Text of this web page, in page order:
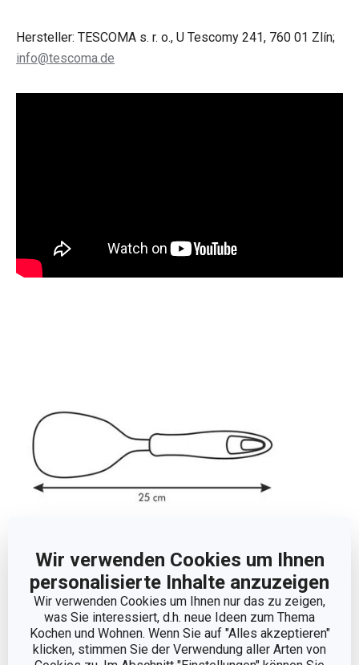
Wir verwenden Cookies um Ihnen
personalisierte Inhalte anzuzeigen
Wir verwenden Cookies um Ihnen nur das zu zeigen,
was Sie interessiert, d.h. neue Ideen zum Thema
Kochen und Wohnen. Wenn Sie auf "Alles akzeptieren"
klicken, stimmen Sie der Verwendung aller Arten von
Hersteller: TESCOMA s. r. o., U Tescomy 241, 760 01 Zlín;
info@tescoma.de
Abmessungen
PRODUKTLÄNGE (CM) 25